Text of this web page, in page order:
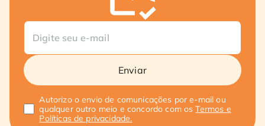
Enviar
Autorizo o envio de comunicações por e-mail ou
qualquer outro meio e concordo com osTermos e
Políticas de privacidade.